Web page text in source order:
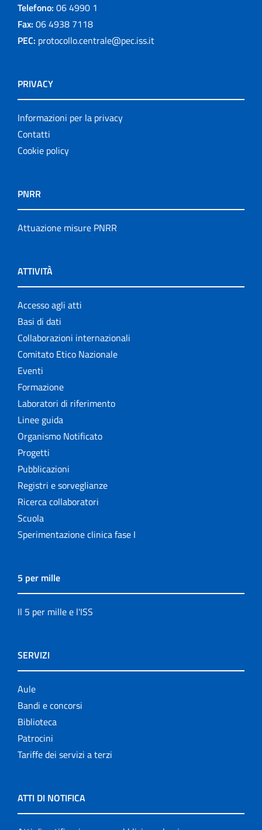
Telefono: 06 4990 1
Fax: 06 4938 7118
PEC: protocollo.centrale@pec.iss.it
PRIVACY
Informazioni per la privacy
Contatti
Cookie policy
PNRR
Attuazione misure PNRR
ATTIVITÀ
Accesso agli atti
Basi di dati
Collaborazioni internazionali
Comitato Etico Nazionale
Eventi
Formazione
Laboratori di riferimento
Linee guida
Organismo Notificato
Progetti
Pubblicazioni
Registri e sorveglianze
Ricerca collaboratori
Scuola
Sperimentazione clinica fase I
5 per mille
Il 5 per mille e l'ISS
SERVIZI
Aule
Bandi e concorsi
Biblioteca
Patrocini
Tariffe dei servizi a terzi
ATTI DI NOTIFICA